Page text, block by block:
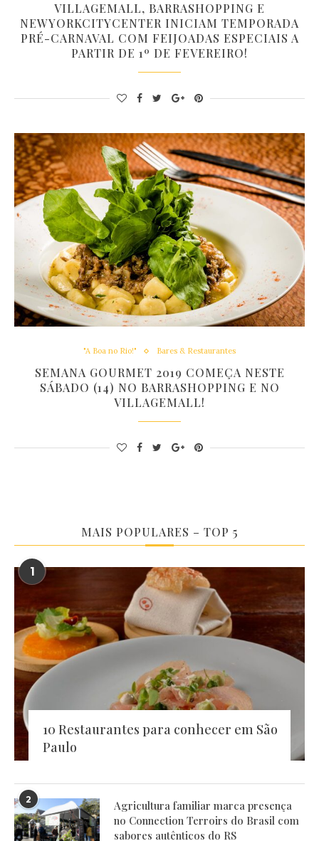
VILLAGEMALL, BARRASHOPPING E
NEWYORKCITYCENTER INICIAM TEMPORADA
PRÉ-CARNAVAL COM FEIJOADAS ESPECIAIS A
PARTIR DE 1º DE FEVEREIRO!
"A Boa no Rio!" Bares & Restaurantes
SEMANA GOURMET 2019 COMEÇA NESTE
SÁBADO (14) NO BARRASHOPPING E NO
VILLAGEMALL!
MAIS POPULARES – TOP 5
1
10 Restaurantes para conhecer em São
Paulo
2
Agricultura familiar marca presença
no Connection Terroirs do Brasil com
sabores autênticos do RS